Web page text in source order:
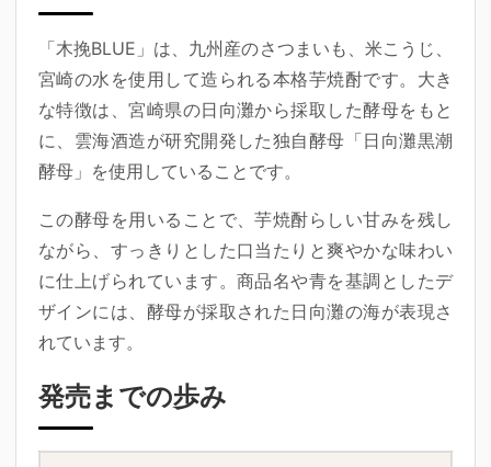
「木挽BLUE」は、九州産のさつまいも、米こうじ、
宮崎の水を使用して造られる本格芋焼酎です。大き
な特徴は、宮崎県の日向灘から採取した酵母をもと
に、雲海酒造が研究開発した独自酵母 「日向灘黒潮
酵母」 を使用していることです。
この酵母を用いることで、芋焼酎らしい甘みを残し
ながら、すっきりとした口当たりと爽やかな味わい
に仕上げられています。商品名や青を基調としたデ
ザインには、酵母が採取された日向灘の海が表現さ
れています。
発売までの歩み